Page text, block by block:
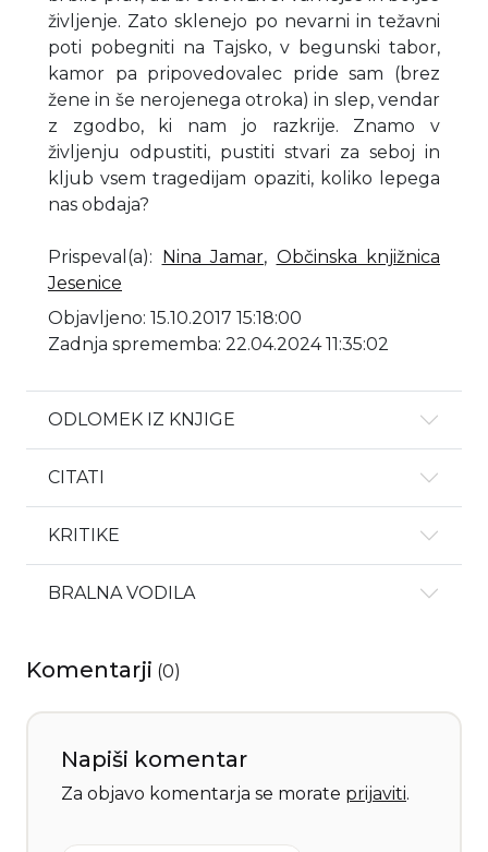
življenje. Zato sklenejo po nevarni in težavni
poti pobegniti na Tajsko, v begunski tabor,
kamor pa pripovedovalec pride sam (brez
žene in še nerojenega otroka) in slep, vendar
z zgodbo, ki nam jo razkrije. Znamo v
življenju odpustiti, pustiti stvari za seboj in
kljub vsem tragedijam opaziti, koliko lepega
nas obdaja?
Prispeval(a): Nina Jamar, Občinska knjižnica
Jesenice
Objavljeno: 15.10.2017 15:18:00
Zadnja sprememba: 22.04.2024 11:35:02
ODLOMEK IZ KNJIGE
CITATI
KRITIKE
BRALNA VODILA
Komentarji (0)
Napiši komentar
Za objavo komentarja se morate prijaviti.